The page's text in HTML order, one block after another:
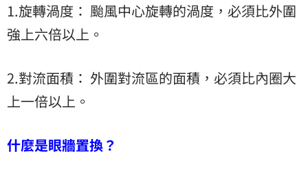
1.旋轉渦度： 颱風中心旋轉的渦度，必須比外圍
強上六倍以上。
2.對流面積： 外圍對流區的面積，必須比內圈大
上一倍以上。
什麼是眼牆置換？